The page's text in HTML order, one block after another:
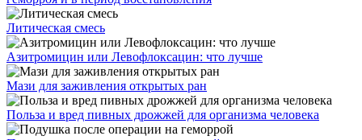
Литическая смесь
Азитромицин или Левофлоксацин: что лучше
Мази для заживления открытых ран
Польза и вред пивных дрожжей для организма человека